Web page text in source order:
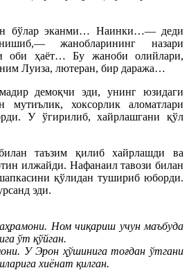
бўлар эканми… Наинки…— деди
жанобларининг назари
оби ҳаёт… Бу жаноби олийлари,
Луиза, лютеран, бир даража…
демоқчи эди, унинг юзидаги
мутиълик, хоксорлик аломатлари
У ўгирилиб, хайрлашгани қўл
таъзим қилиб хайрлашди ва
илжайди. Нафанаил тавози билан
қўлидан тушириб юборди.
эди.
Ном чиқариш учун маъбуда
ўт қўйган.
У Эрон ҳўшинига тоғдан ўтгани
хиёнат қилган.